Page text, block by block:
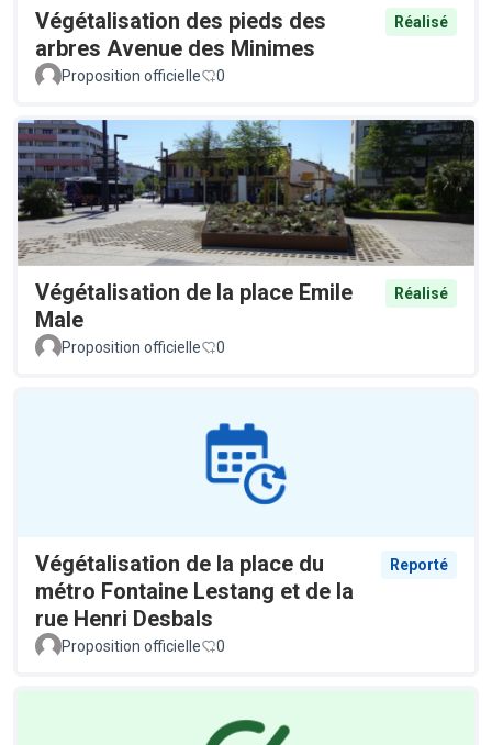
Végétalisation des pieds des
arbres Avenue des Minimes
Réalisé
Proposition officielle 0
Végétalisation de la place Emile
Male
Réalisé
Proposition officielle 0
Végétalisation de la place du
métro Fontaine Lestang et de la
rue Henri Desbals
Reporté
Proposition officielle 0